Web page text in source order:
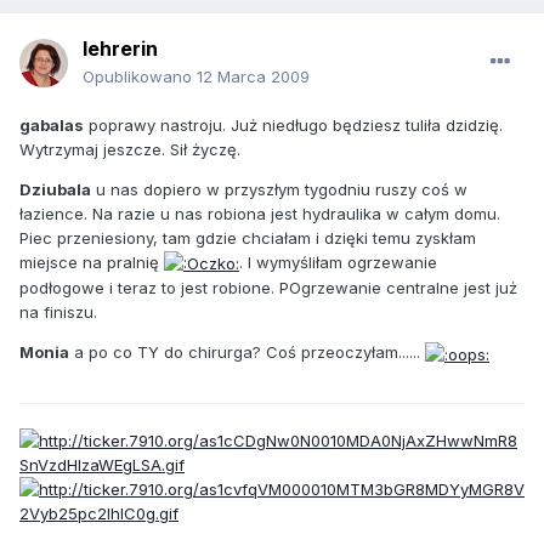
lehrerin
Opublikowano 12 Marca 2009
gabalas poprawy nastroju. Już niedługo będziesz tuliła dzidzię.
Wytrzymaj jeszcze. Sił życzę.
Dziubala u nas dopiero w przyszłym tygodniu ruszy coś w
łazience. Na razie u nas robiona jest hydraulika w całym domu.
Piec przeniesiony, tam gdzie chciałam i dzięki temu zyskłam
miejsce na pralnię
. I wymyśliłam ogrzewanie
podłogowe i teraz to jest robione. POgrzewanie centralne jest już
na finiszu.
Monia a po co TY do chirurga? Coś przeoczyłam......